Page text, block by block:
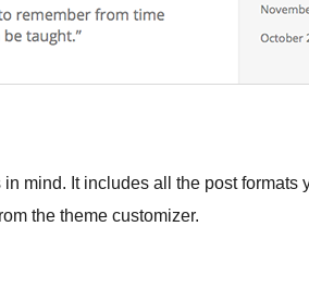
mind. It includes all the post formats
the theme customizer.